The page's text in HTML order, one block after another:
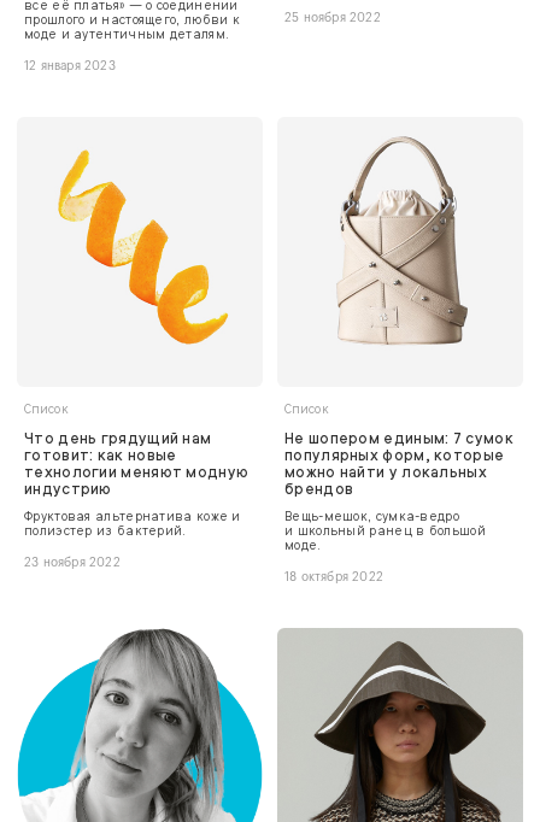
все её платья» — о соединении
прошлого и настоящего, любви к
моде и аутентичным деталям.
12 января 2023
25 ноября 2022
Список
Что день грядущий нам
готовит: как новые
технологии меняют модную
индустрию
Фруктовая альтернатива коже и
полиэстер из бактерий.
23 ноября 2022
Список
Не шопером единым: 7 сумок
популярных форм, которые
можно найти у локальных
брендов
Вещь-мешок, сумка-ведро
и школьный ранец в большой
моде.
18 октября 2022